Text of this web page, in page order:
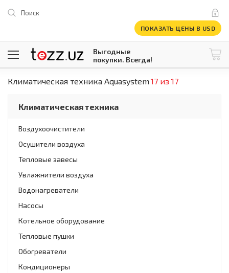
Поиск
ПОКАЗАТЬ ЦЕНЫ В USD
Выгодные
покупки. Всегда!
1 USD = 12 296.16 сум\ @tezzuz
Все категории
Компьютеры и оргтехника
Телевизоры
Климатическая техника
Встраиваемая техника
Инструменты и техника
Товары для дома
Климатическая техника
Встраиваемая техника
Крупнобытовая техника
Мелкая бытовая техника
Климатическая техника Aquasystem 17 из 17
Климатическая техника
Воздухоочистители
Осушители воздуха
Тепловые завесы
Увлажнители воздуха
Водонагреватели
Насосы
Котельное оборудование
Тепловые пушки
Обогреватели
Кондиционеры